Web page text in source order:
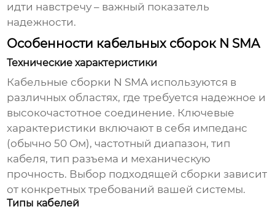
идти навстречу – важный показатель
надежности.
Особенности кабельных сборок N SMA
Технические характеристики
Кабельные сборки N SMA используются в
различных областях, где требуется надежное и
высокочастотное соединение. Ключевые
характеристики включают в себя импеданс
(обычно 50 Ом), частотный диапазон, тип
кабеля, тип разъема и механическую
прочность. Выбор подходящей сборки зависит
от конкретных требований вашей системы.
Типы кабелей